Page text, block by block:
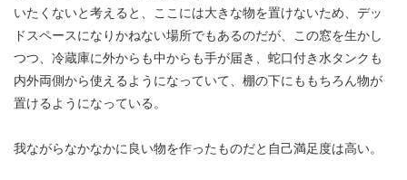
いたくないと考えると、ここには大きな物を置けないため、デッ
ドスペースになりかねない場所でもあるのだが、この窓を生かし
つつ、冷蔵庫に外からも中からも手が届き、蛇口付き水タンクも
内外両側から使えるようになっていて、棚の下にももちろん物が
置けるようになっている。
我ながらなかなかに良い物を作ったものだと自己満足度は高い。